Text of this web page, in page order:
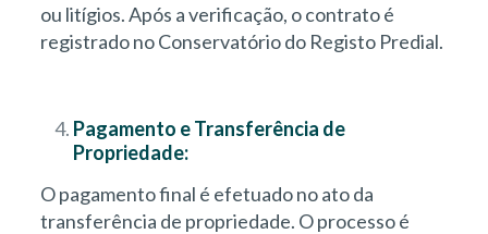
ou litígios. Após a verificação, o contrato é
registrado no Conservatório do Registo Predial.
Pagamento e Transferência de
Propriedade:
O pagamento final é efetuado no ato da
transferência de propriedade. O processo é